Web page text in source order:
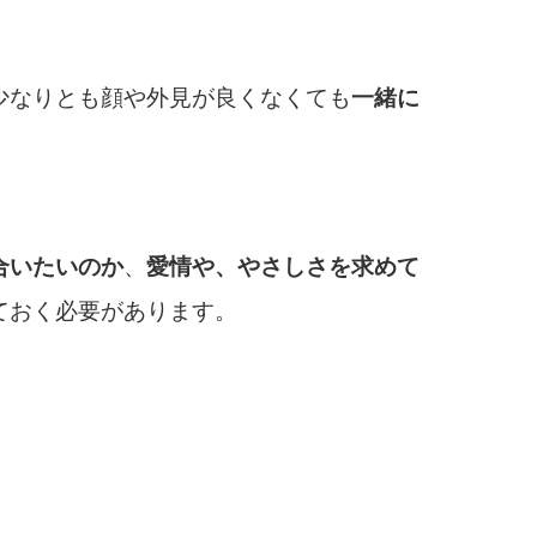
りとも顔や外見が良くなくても一緒に
いたいのか、 愛情や、やさしさを求めて
く必要があります。